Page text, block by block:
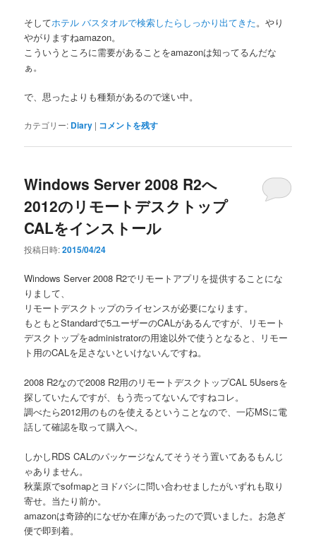
そしてホテル バスタオルで検索したらしっかり出てきた。やり
やがりますねamazon。
こういうところに需要があることをamazonは知ってるんだな
ぁ。
で、思ったよりも種類があるので迷い中。
カテゴリー: Diary | コメントを残す
Windows Server 2008 R2へ
2012のリモートデスクトップ
CALをインストール
投稿日時:2015/04/24
Windows Server 2008 R2でリモートアプリを提供することにな
りまして、
リモートデスクトップのライセンスが必要になります。
もともとStandardで5ユーザーのCALがあるんですが、リモート
デスクトップをadministratorの用途以外で使うとなると、リモー
ト用のCALを足さないといけないんですね。
2008 R2なので2008 R2用のリモートデスクトップCAL 5Usersを
探していたんですが、もう売ってないんですねコレ。
調べたら2012用のものを使えるということなので、一応MSに電
話して確認を取って購入へ。
しかしRDS CALのパッケージなんてそうそう置いてあるもんじ
ゃありません。
秋葉原でsofmapとヨドバシに問い合わせましたがいずれも取り
寄せ。当たり前か。
amazonは奇跡的になぜか在庫があったので買いました。お急ぎ
便で即到着。